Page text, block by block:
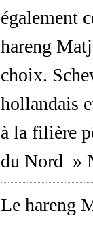
également
hareng
choix.
hollandais
à la filière
du Nord »
Le hareng